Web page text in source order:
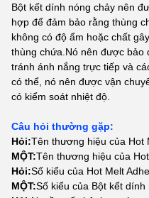
Bột kết dính nóng chảy nên
hợp để đảm bảo rằng thùng
không có độ ẩm hoặc chất
thùng chứa.Nó nên được bảo
tránh ánh nắng trực tiếp và
có thể, nó nên được vận
có kiểm soát nhiệt độ.
Câu hỏi thường gặp:
Hỏi:Tên thương hiệu của Hot
MỘT:Tên thương hiệu của
Hỏi:Số kiểu của Hot Melt
MỘT:Số kiểu của Bột kết dính